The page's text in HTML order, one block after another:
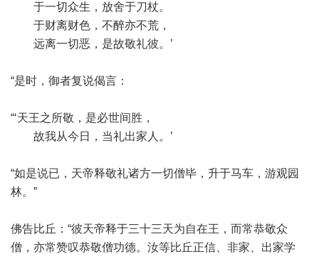
于一切众生，放舍于刀杖。
于财离财色，不醉亦不荒，
远离一切恶，是故敬礼彼。’
“是时，御者复说偈言：
“‘天王之所敬，是必世间胜，
故我从今日，当礼出家人。’
“如是说已，天帝释敬礼诸方一切僧毕，升于马车，游观园
林。”
佛告比丘：“彼天帝释于三十三天为自在王，而常恭敬众
僧，亦常赞叹恭敬僧功德。汝等比丘正信、非家、出家学